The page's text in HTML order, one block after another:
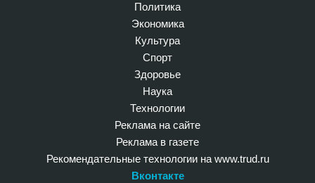
Политика
Экономика
Культура
Спорт
Здоровье
Наука
Технологии
Реклама на сайте
Реклама в газете
Рекомендательные технологии на www.trud.ru
Вконтакте